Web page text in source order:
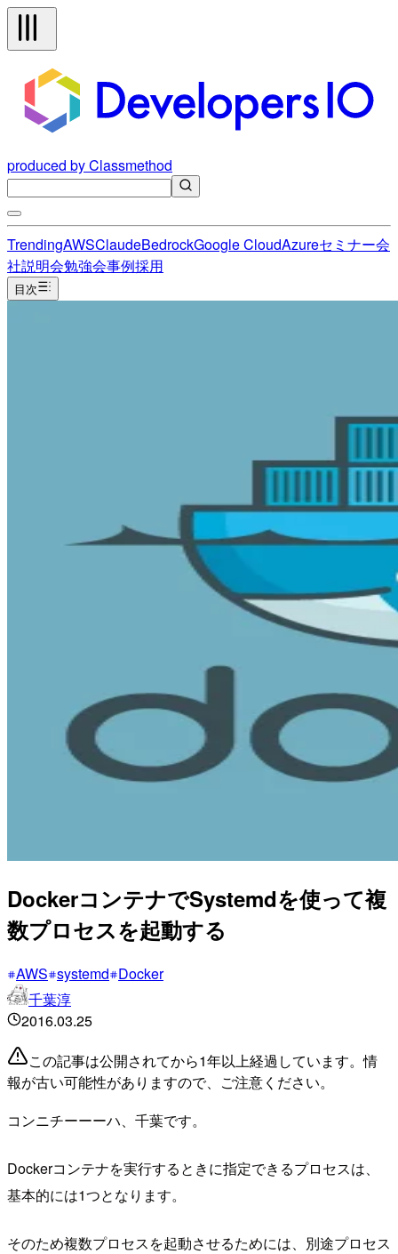
produced by Classmethod
TrendingAWSClaudeBedrockGoogle CloudAzureセミナー会
社説明会勉強会事例採用
目次
DockerコンテナでSystemdを使って複
数プロセスを起動する
AWS systemd Docker
千葉淳
2016.03.25
この記事は公開されてから1年以上経過しています。情
報が古い可能性がありますので、ご注意ください。
コンニチーーーハ、千葉です。
Dockerコンテナを実行するときに指定できるプロセスは、
基本的には1つとなります。
そのため複数プロセスを起動させるためには、別途プロセス